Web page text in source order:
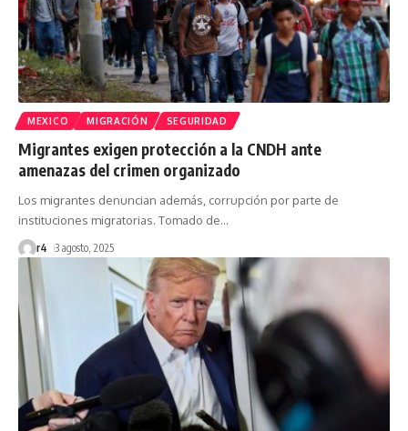
MEXICO MIGRACIÓN SEGURIDAD
Migrantes exigen protección a la CNDH ante
amenazas del crimen organizado
Los migrantes denuncian además, corrupción por parte de
instituciones migratorias. Tomado de…
r4 3 agosto, 2025